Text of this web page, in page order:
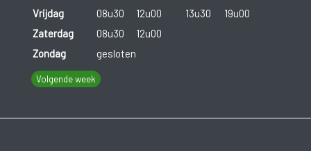
Vrijdag
08u30 12u00 13u30
19u00
Zaterdag
08u30
12u00
Zondag
gesloten
Volgende week